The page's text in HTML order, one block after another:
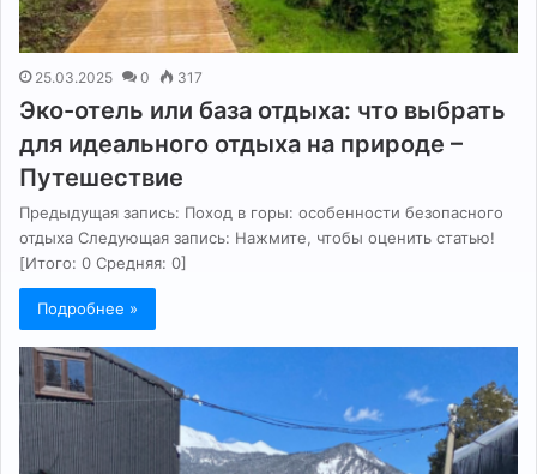
25.03.2025 0 317
Эко-отель или база отдыха: что выбрать
для идеального отдыха на природе –
Путешествие
Предыдущая запись: Поход в горы: особенности безопасного
отдыха Следующая запись: Нажмите, чтобы оценить статью!
[Итого: 0 Средняя: 0]
Подробнее »